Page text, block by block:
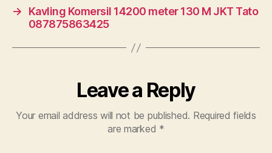
→
Kavling Komersil 14200 meter 130 M JKT Tato
087875863425
Leave a Reply
Your email address will not be published. Required fields
are marked *